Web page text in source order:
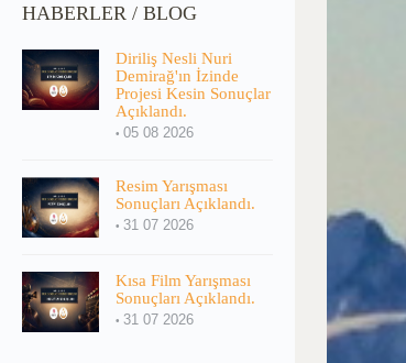
HABERLER / BLOG
Diriliş Nesli Nuri
Demirağ'ın İzinde
Projesi Kesin Sonuçlar
Açıklandı.
05 08 2026
Resim Yarışması
Sonuçları Açıklandı.
31 07 2026
Kısa Film Yarışması
Sonuçları Açıklandı.
31 07 2026